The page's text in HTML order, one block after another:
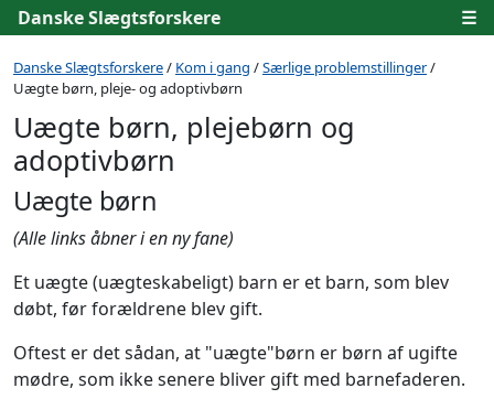
Danske Slægtsforskere ☰
Danske Slægtsforskere/ Kom i gang /Særlige problemstillinger/
Uægte børn, pleje- og adoptivbørn
Uægte børn, plejebørn og
adoptivbørn
Uægte børn
(Alle links åbner i en ny fane)
Et uægte (uægteskabeligt) barn er et barn, som blev
døbt, før forældrene blev gift.
Oftest er det sådan, at "uægte"børn er børn af ugifte
mødre, som ikke senere bliver gift med barnefaderen.